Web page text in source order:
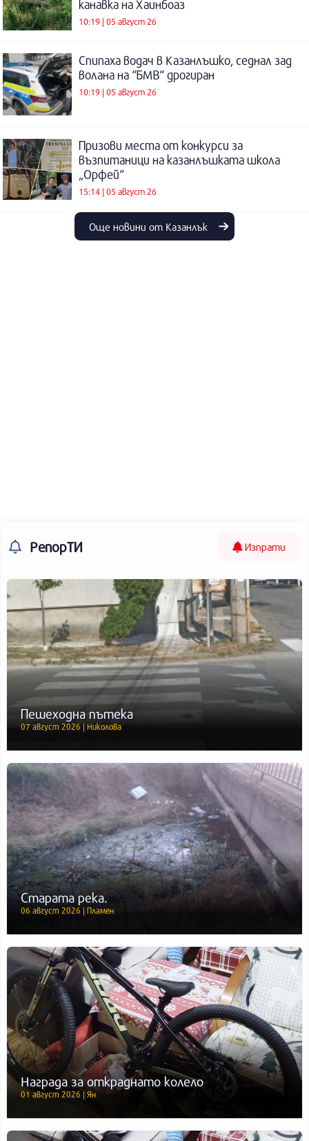
канавка на Хаинбоаз
10:19 | 05 август 26
Спипаха водач в Казанлъшко, седнал зад
волана на “БМВ“ дрогиран
10:19 | 05 август 26
Призови места от конкурси за
възпитаници на казанлъшката школа
„Орфей“
15:14 | 05 август 26
Още новини от Казанлък
РепорТИ Изпрати
Пешеходна пътека
07 август 2026 | Николова
Старата река.
06 август 2026 | Пламен
Награда за откраднато колело
01 август 2026 | Ян